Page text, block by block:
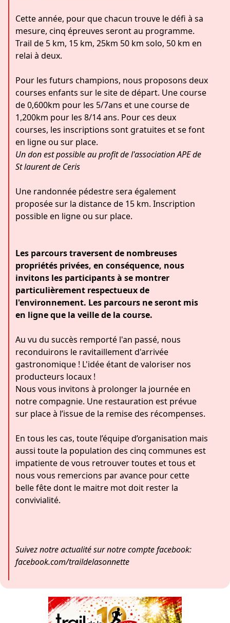
Cette année, pour que chacun trouve le défi à sa
mesure, cinq épreuves seront au programme.
Trail de 5 km, 15 km, 25km 50 km solo, 50 km en
relai à deux.
Pour les futurs champions, nous proposons deux
courses enfants sur le site de départ. Une course
de 0,600km pour les 5/7ans et une course de
1,200km pour les 8/14 ans. Pour ces deux
courses, les inscriptions sont gratuites et se font
en ligne ou sur place.
Un don est possible au profit de l'association APE de
St laurent de Ceris
Une randonnée pédestre sera également
proposée sur la distance de 15 km. Inscription
possible en ligne ou sur place.
Les parcours traversent de nombreuses
propriétés privées, en conséquence, nous
invitons les participants à se montrer
particulièrement respectueux de
l'environnement. Les parcours ne seront mis
en ligne que la veille de la course.
Au vu du succès remporté l'an passé, nous
reconduirons le ravitaillement d'arrivée
gastronomique ! L'idée étant de valoriser nos
producteurs locaux !
Nous vous invitons à prolonger la journée en
notre compagnie. Une restauration est prévue
sur place à l’issue de la remise des récompenses.
En tous les cas, toute l’équipe d’organisation mais
aussi toute la population des cinq communes est
impatiente de vous retrouver toutes et tous et
nous vous remercions par avance pour cette
belle fête dont le maitre mot doit rester la
convivialité.
Suivez notre actualité sur notre compte facebook:
facebook.com/traildelasonnette